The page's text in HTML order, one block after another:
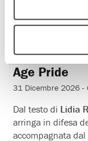
31 Dicembre 2026 -
Dopo i sessanta
brillante sull’età
risate. Tratto dal
Paolo Hendel,
Emanuela
SCOPRI DI PIÙ